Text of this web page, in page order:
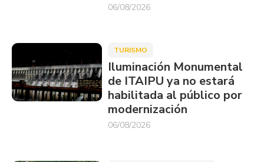
06/08/2026
TURISMO
Iluminación Monumental
de ITAIPU ya no estará
habilitada al público por
modernización
06/08/2026